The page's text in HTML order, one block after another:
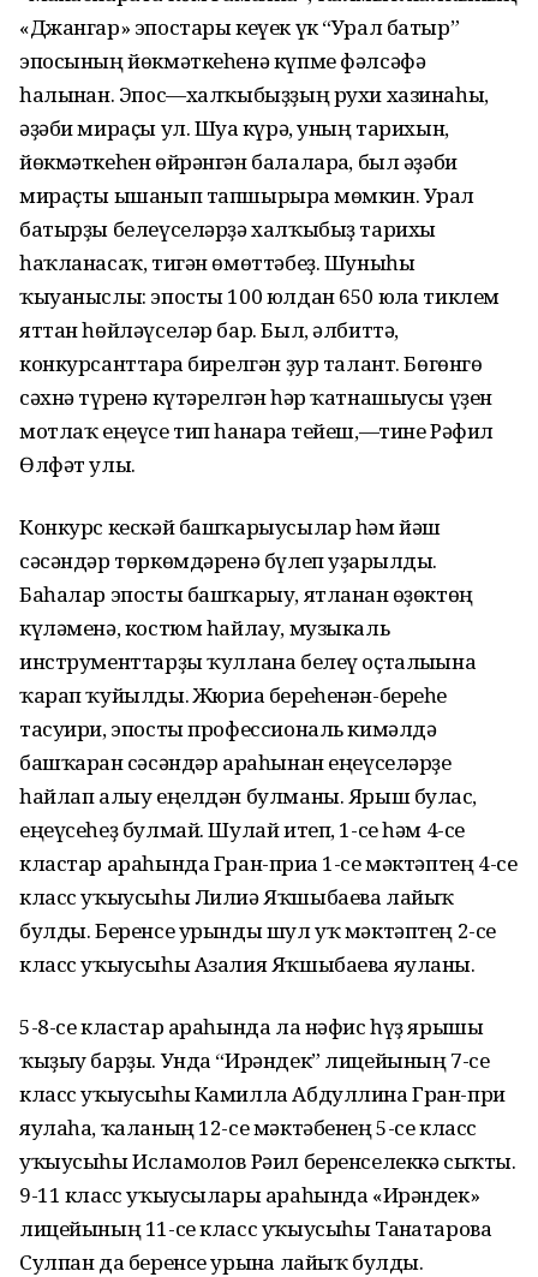
«Джангар» эпостары кеүек үк “Урал батыр”
эпосының йөкмәткеһенә күпме фәлсәфә
һалынған. Эпос—халҡыбыҙҙың рухи хазинаһы,
әҙәби мираҫы ул. Шуға күрә, уның тарихын,
йөкмәткеһен өйрәнгән балаларға, был әҙәби
мираҫты ышанып тапшырырға мөмкин. Урал
батырҙы белеүселәрҙә халҡыбыҙ тарихы
һаҡланасаҡ, тигән өмөттәбеҙ. Шуныһы
ҡыуаныслы: эпосты 100 юлдан 650 юлға тиклем
яттан һөйләүселәр бар. Был, әлбиттә,
конкурсанттарға бирелгән ҙур талант. Бөгөнгө
сәхнә түренә күтәрелгән һәр ҡатнашыусы үҙен
мотлаҡ еңеүсе тип һанарға тейеш,—тине Рәфил
Өлфәт улы.
Конкурс кескәй башҡарыусылар һәм йәш
сәсәндәр төркөмдәренә бүлеп уҙғарылды.
Баһалар эпосты башҡарыу, ятланған өҙөктөң
күләменә, костюм һайлау, музыкаль
инструменттарҙы ҡуллана белеү оҫталығына
ҡарап ҡуйылды. Жюриға береһенән-береһе
тасуири, эпосты профессиональ кимәлдә
башҡарған сәсәндәр араһынан еңеүселәрҙе
һайлап алыу еңелдән булманы. Ярыш булғас,
еңеүсеһеҙ булмай. Шулай итеп, 1-се һәм 4-се
кластар араһында Гран-приға 1-се мәктәптең 4-се
класс уҡыусыһы Лилиә Яҡшыбаева лайыҡ
булды. Беренсе урынды шул уҡ мәктәптең 2-се
класс уҡыусыһы Азалия Яҡшыбаева яуланы.
5-8-се кластар араһында ла нәфис һүҙ ярышы
ҡыҙыу барҙы. Унда “Ирәндек” лицейының 7-се
класс уҡыусыһы Камилла Абдуллина Гран-при
яулаһа, ҡаланың 12-се мәктәбенең 5-се класс
уҡыусыһы Исламғолов Рәил беренселеккә сыҡты.
9-11 класс уҡыусылары араһында «Ирәндек»
лицейының 11-се класс уҡыусыһы Танғатарова
Сулпан да беренсе урынға лайыҡ булды.